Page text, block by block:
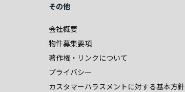
その他
会社概要
物件募集要項
著作権・リンクについて
プライバシー
カスタマーハラスメントに対する基本方針